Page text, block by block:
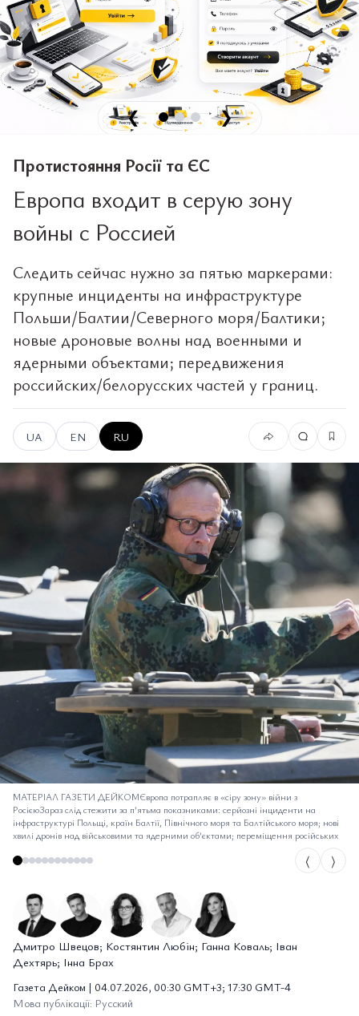
❮ ❯
Протистояння Росії та ЄС
Европа входит в серую зону
войны с Россией
Следить сейчас нужно за пятью маркерами:
крупные инциденты на инфраструктуре
Польши/Балтии/Северного моря/Балтики;
новые дроновые волны над военными и
ядерными объектами; передвижения
российских/белорусских частей у границ.
UA EN RU
МАТЕРІАЛ ГАЗЕТИ ДЕЙКОМЄвропа потрапляє в «сіру зону» війни з
РосієюЗараз слід стежити за п’ятьма показниками: серйозні інциденти на
інфраструктурі Польщі, країн Балтії, Північного моря та Балтійського моря; нові
хвилі дронів над військовими та ядерними об’єктами; переміщення російських
⟨ ⟩
Дмитро Швецов; Костянтин Любін; Ганна Коваль; Іван
Дехтярь; Інна Брах
Газета Дейком | 04.07.2026, 00:30 GMT+3; 17:30 GMT-4
Мова публікації: Русский